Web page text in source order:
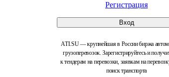
Регистрация
Вход
ATI.SU — крупнейшая в России биржа
грузоперевозок. Зарегистрируйтесь и
к тендерам на перевозки, заявкам на
поиск транспорта